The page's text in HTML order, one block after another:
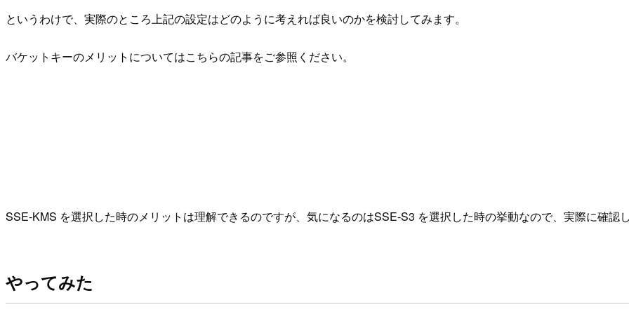
というわけで、実際のところ上記の設定はどのように考えれば良いのかを検討してみます。
バケットキーのメリットについてはこちらの記事をご参照ください。
SSE-KMS を選択した時のメリットは理解できるのですが、気になるのはSSE-S3 を選択した時の挙動なので、実際に確認し
やってみた